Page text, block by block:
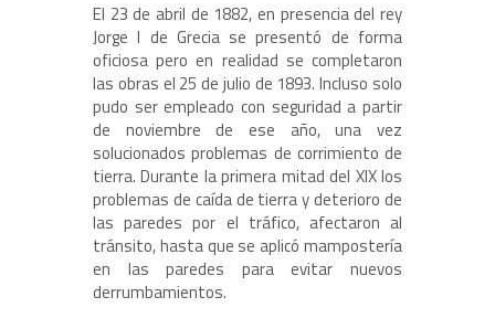
El 23 de abril de 1882, en presencia del rey
Jorge I de Grecia se presentó de forma
oficiosa pero en realidad se completaron
las obras el 25 de julio de 1893. Incluso solo
pudo ser empleado con seguridad a partir
de noviembre de ese año, una vez
solucionados problemas de corrimiento de
tierra. Durante la primera mitad del XIX los
problemas de caída de tierra y deterioro de
las paredes por el tráfico, afectaron al
tránsito, hasta que se aplicó mampostería
en las paredes para evitar nuevos
derrumbamientos.